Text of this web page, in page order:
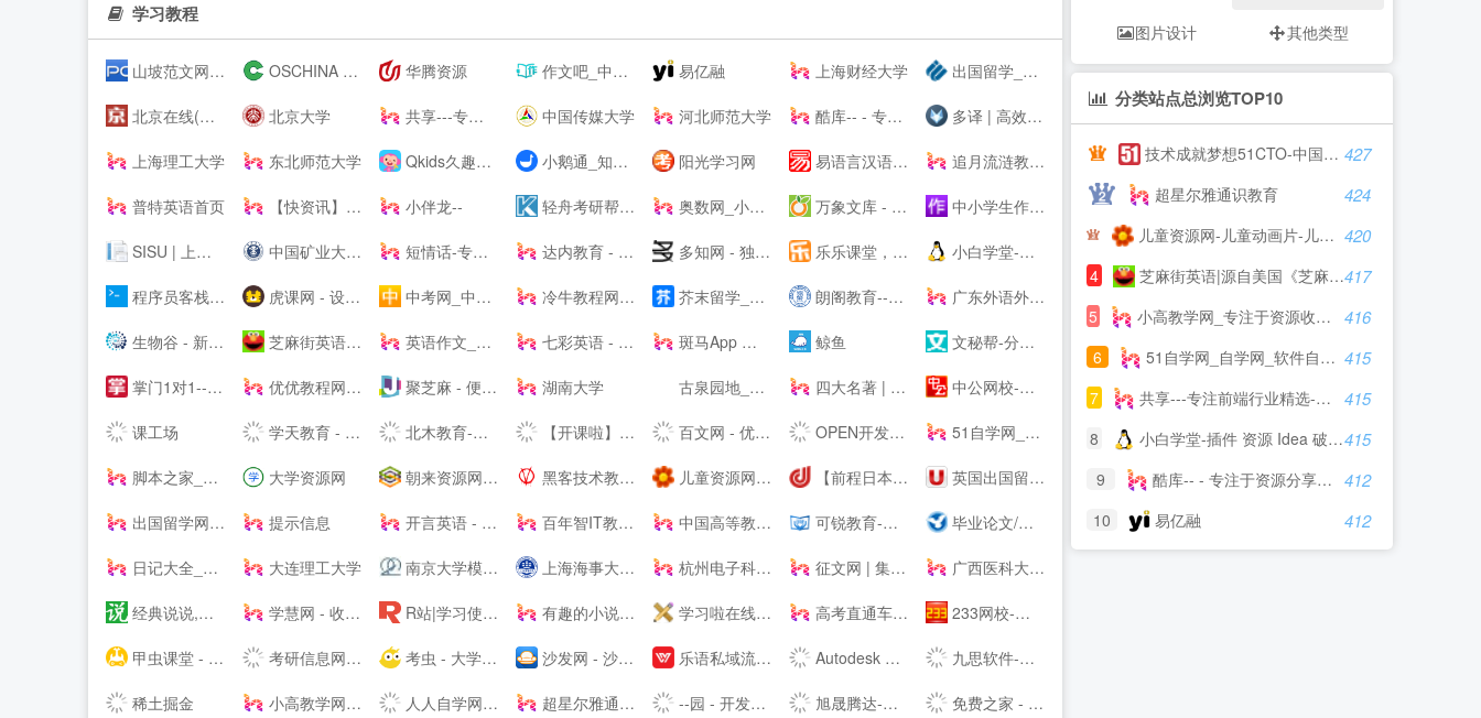
学习教程
山坡范文网_范文_免费范文_工作总结 OSCHINA - 中文开源技术交流社区 华腾资源 作文吧_中小学生作文网_优秀作文大全 易亿融 上海财经大学 出国留学_申请留学指导_专业的留学咨询中介-启德教育
北京在线(www.bjol.com.cn) - 东方在线-北京城市网-北京之窗-北京城市--,www.bjol.com.cn 北京大学 共享---专注前端行业精选-分享最具有价值的内容-鹏仔先生的-- 中国传媒大学 河北师范大学 酷库-- - 专注于资源分享的blog 多译 | 高效翻译必备工具 - 免费文档在线翻译 百度 谷歌 有道 翻译
上海理工大学 东北师范大学 Qkids久趣英语-少儿英语-全英文授课 小鹅通_知识产品与用户服务的私域运营工具 阳光学习网 易语言汉语编程官方站 追月流涟教程网 - 最优秀的QQ技术网 - 技术资源网 - 分享技术教程QQ资源网
普特英语首页 【快资讯】你的专属资讯平台 小伴龙-- 轻舟考研帮_让考研简单不孤单！_考研网（kaoyan.com） 奥数网_小学语数英、家庭教育专业网站 万象文库 - 上传文档分享的网站 中小学生作文网_中考高考满分作文_初中作文_高中优秀作文大全
SISU | 上海外国语大学 中国矿业大学--- 短情话-专注情感语录精选 达内教育 - IT培训/UI设计/运营/影视特效培训机构 多知网 - 独立商业视角 新锐教育观察 乐乐课堂，每天进步多一点！ 小白学堂-插件 资源 Idea 破解码 激活码 idea激活码 程序员
程序员客栈-领先的程序员自由工作平台-程序员兼职 虎课网 - 设计、办公软件视频教程在线学习_ 每天免费学一课 中考网_中考时间_中考分数线_中考成绩查询 冷牛教程网 - 专业的网络资源分享基地 芥末留学_日本留学_韩国留学_英澳留学_值得信赖的在线留学申请平台 朗阁教育---专注雅思培训、新托福、SAT等出国留学英语考试留学培训机构 广东外语外贸大学
生物谷 - 新发现,新技术,新产业 - 生物医药新媒体门户 芝麻街英语|源自美国《芝麻街》3-12岁高端少儿英语教育品牌 英语作文_英语作文大全_英语作文网 七彩英语 - 英文电子书下载站 PDF|TXT格式英文原版原著下载 斑马App 数字内容 鲸鱼 文秘帮-分享知识，共创价值！
掌门1对1---高端中小学在线教育辅导品牌-名校精英在线教学-掌门一对一-掌门优课升级版 优优教程网---免费自学软件就上优优网-PS,AI,C4D,AE,UI,Sketch,平面,海报等原创免费教程在线学习-UiiiUiii-- 聚芝麻 - 便捷的网址大全站，网址查询就是这么简单！ 湖南大学 古泉园地_古钱币_机制币_金银锭_杂项 四大名著 | 古典四大名著小说 中公网校-公职备考在线学习培训辅导平台
课工场 学天教育 - 让人人享有优质教育 北木教育-学英语，和你在一起-北木网 【开课啦】---有用，有趣，有成长！ 百文网 - 优秀文章分享平台 OPEN开发家园-为开发爱好者分享技巧！ 51自学网_自学网_软件自学网-51自学网--
脚本之家_www.jb51.net 大学资源网 朝来资源网 · 免费提供绿色软件、活动线报以及其他网络资源，好货不私藏！ 黑客技术教程学习基地 - 吾爱漏洞 儿童资源网-儿童动画片-儿童歌曲-儿童游戏-儿童故事-儿童文学 【前程日本】日本留学_日本读研_14年专注日本优质院校申请 英国出国留学申请签证-中英网www.uker.net_留学网_英国--_英国大学专业排名_英国留学申请_英国签证_英国特价机票_英国同路人
出国留学网【专业的留学--】 提示信息 开言英语 - 致力于打造最实用的英语课程 百年智IT教育——IT培训机构|JAVA培训|UI设计培训|软件测试培训 中国高等教育学生信息网（学信网） 可锐教育-国内全日制考研住宿第一村【考研村】 毕业论文/设计现稿范文Word免费下载库-飞创论文
日记大全_小学生日记大全网 大连理工大学 南京大学模式动物研究所 上海海事大学 | 杭州电子科技大学 征文网 | 集天下荟萃，为征文而生！ 广西医科大学（Guangxi Medical University）
经典说说,个性说说,心情说说,说说美文 - 说说网 学慧网 - 收获的不止一本证书！ R站|学习使我快乐！ - 专注C4D三维|建模|渲染|后期|动效|绑定|产品|包装|动画|自由艺术|设计学习交流 有趣的小说_书友最值得收藏的免费小说阅读网 学习啦在线学习网_免费的技能、特长、知识学习网站_学习.励志.成长! 高考直通车App 233网校-考证就上233网校
甲虫课堂 - 职场类在线课堂学习平台，提供word/excel/PPT/PR/PS等精品视频教程! 考研信息网-为考生提供专业、可靠、贴心的考研资讯 考虫 - 大学生备考一站式服务平台 沙发网 - 沙发管家官方下载网站 乐语私域流量获客系统解决企业获客难、招人难、管理难 Autodesk 欧特克---三维设计、工程和施工软件 九思软件-OA系统| OA办公自动化系统|高端OA办公系统品牌企业
稀土掘金 小高教学网_专注于资源收集与活动分享_小高教程最新技术爱分享网 人人自学网-最全的免费教程网站 超星尔雅通识教育 --园 - 开发者的网上家园 旭晟腾达-免费课件-知识和分享的平台 免费之家 - 免费注册码 注册机 破解补丁，免费电影 音乐 电子书等免费版资源 网络分享 服务大家
图片设计 其他类型
分类站点总浏览TOP10
技术成就梦想51CTO-中国领先的IT技术网站 427
超星尔雅通识教育 424
儿童资源网-儿童动画片-儿童歌曲-儿童游戏-儿童故事-儿童文学 420
4 芝麻街英语|源自美国《芝麻街》3-12岁高端少儿英语教育品牌417
5 小高教学网_专注于资源收集与活动分享_小高教程最新技术爱分享网 416
6 51自学网_自学网_软件自学网-51自学网-- 415
7 共享---专注前端行业精选-分享最具有价值的内容-鹏仔先生的-- 415
8 小白学堂-插件 资源 Idea 破解码 激活码 idea激活码 程序员415
9 酷库-- - 专注于资源分享的blog 412
10 易亿融 412